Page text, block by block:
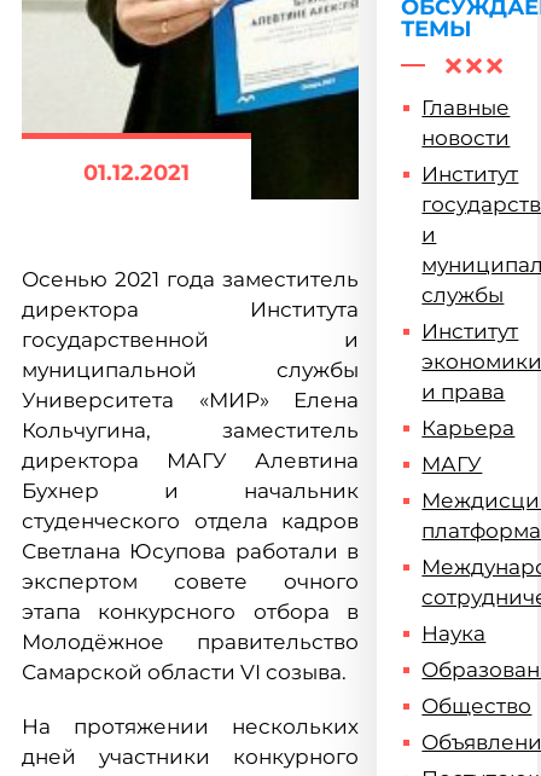
01.12.2021
Осенью 2021 года заместитель
директора Института
государственной и
муниципальной службы
Университета «МИР» Елена
Кольчугина, заместитель
директора МАГУ Алевтина
Бухнер и начальник
студенческого отдела кадров
Светлана Юсупова работали в
экспертом совете очного
этапа конкурсного отбора в
Молодёжное правительство
Самарской области VI созыва.
На протяжении нескольких
дней участники конкурного
ТЕМЫ
Главные
новости
Институт
и
службы
Институт
и права
Карьера
МАГУ
платформа
Наука
Общество